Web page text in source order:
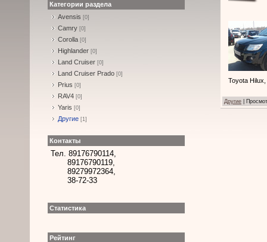
Категории раздела
Avensis [0]
Camry [0]
Corolla [0]
Highlander [0]
Land Cruiser [0]
Land Cruiser Prado [0]
Prius [0]
RAV4 [0]
Yaris [0]
Другие [1]
Контакты
Тел. 89176790114,
89176790119,
89279972364,
38-72-33
Статистика
Рейтинг
Toyota
Другие